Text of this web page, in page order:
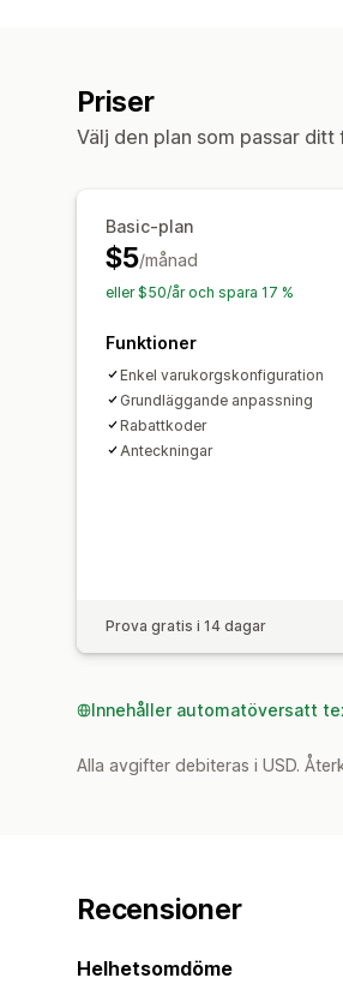
Priser
Välj den plan som passar
Basic-plan
$5/månad
eller $50/år och spara 17 %
Funktioner
Enkel varukorgskonfiguration
Grundläggande anpassning
Rabattkoder
Anteckningar
Prova gratis i 14 dagar
Innehåller automatöversatt
Alla avgifter debiteras i USD.
Recensioner
Helhetsomdöme